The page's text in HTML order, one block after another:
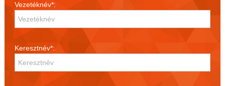
Vezetéknév*:
Keresztnév*: